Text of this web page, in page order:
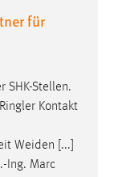
für
SHK-Stellen.
Kontakt
Weiden [...]
Ing. Marc
Media
von diesen